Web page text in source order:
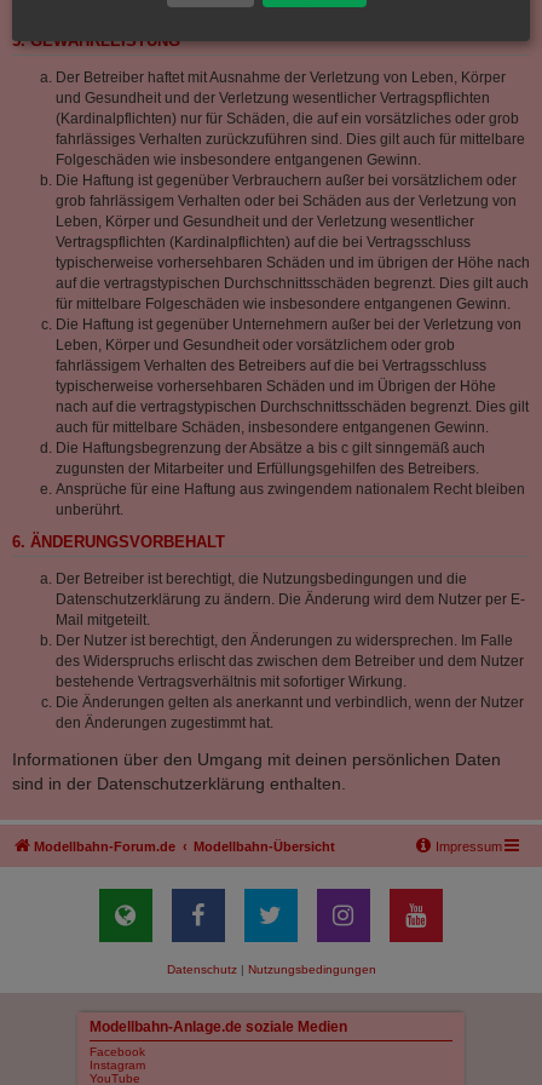
5. GEWÄHRLEISTUNG
Der Betreiber haftet mit Ausnahme der Verletzung von Leben, Körper
und Gesundheit und der Verletzung wesentlicher Vertragspflichten
(Kardinalpflichten) nur für Schäden, die auf ein vorsätzliches oder grob
fahrlässiges Verhalten zurückzuführen sind. Dies gilt auch für mittelbare
Folgeschäden wie insbesondere entgangenen Gewinn.
Die Haftung ist gegenüber Verbrauchern außer bei vorsätzlichem oder
grob fahrlässigem Verhalten oder bei Schäden aus der Verletzung von
Leben, Körper und Gesundheit und der Verletzung wesentlicher
Vertragspflichten (Kardinalpflichten) auf die bei Vertragsschluss
typischerweise vorhersehbaren Schäden und im übrigen der Höhe nach
auf die vertragstypischen Durchschnittsschäden begrenzt. Dies gilt auch
für mittelbare Folgeschäden wie insbesondere entgangenen Gewinn.
Die Haftung ist gegenüber Unternehmern außer bei der Verletzung von
Leben, Körper und Gesundheit oder vorsätzlichem oder grob
fahrlässigem Verhalten des Betreibers auf die bei Vertragsschluss
typischerweise vorhersehbaren Schäden und im Übrigen der Höhe
nach auf die vertragstypischen Durchschnittsschäden begrenzt. Dies gilt
auch für mittelbare Schäden, insbesondere entgangenen Gewinn.
Die Haftungsbegrenzung der Absätze a bis c gilt sinngemäß auch
zugunsten der Mitarbeiter und Erfüllungsgehilfen des Betreibers.
Ansprüche für eine Haftung aus zwingendem nationalem Recht bleiben
unberührt.
6. ÄNDERUNGSVORBEHALT
Der Betreiber ist berechtigt, die Nutzungsbedingungen und die
Datenschutzerklärung zu ändern. Die Änderung wird dem Nutzer per E-
Mail mitgeteilt.
Der Nutzer ist berechtigt, den Änderungen zu widersprechen. Im Falle
des Widerspruchs erlischt das zwischen dem Betreiber und dem Nutzer
bestehende Vertragsverhältnis mit sofortiger Wirkung.
Die Änderungen gelten als anerkannt und verbindlich, wenn der Nutzer
den Änderungen zugestimmt hat.
Informationen über den Umgang mit deinen persönlichen Daten
sind in der Datenschutzerklärung enthalten.
Modellbahn-Forum.de Modellbahn-Übersicht Impressum
Datenschutz| Nutzungsbedingungen
Modellbahn-Anlage.de soziale Medien
Facebook
Instagram
YouTube